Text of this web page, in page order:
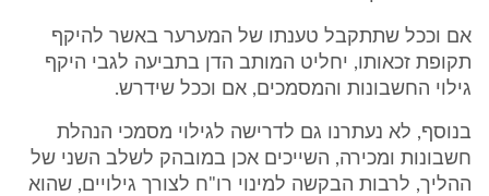
אם וככל שתתקבל טענתו של המערער באשר להיקף
תקופת זכאותו, יחליט המותב הדן בתביעה לגבי היקף
גילוי החשבונות והמסמכים, אם וככל שידרש.
בנוסף, לא נעתרנו גם לדרישה לגילוי מסמכי הנהלת
חשבונות ומכירה, השייכים אכן במובהק לשלב השני של
ההליך, לרבות הבקשה למינוי רו"ח לצורך גילויים, שהוא